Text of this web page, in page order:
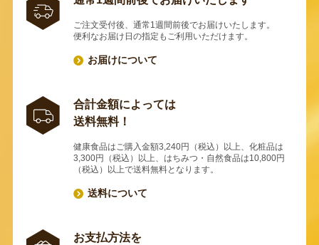
ご注文受付後、通常1週間前後でお届けいたします。
便利なお届け日の指定もご利用いただけます。
お届けについて
合計金額によっては
送料無料！
健康食品はご購入金額3,240円（税込）以上、化粧品は
3,300円（税込）以上、はちみつ・自然食品は10,800円
（税込）以上で送料無料となります。
送料について
お支払方法を